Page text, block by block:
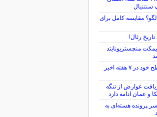
مقایسه کامل برای
رئال!
منچستریونایتد
قیمت طلا به بالاترین سطح خود در ۷ هفته اخیر
عوارض از تنگه
و عمان ادامه دارد
سر پرونده هسته‌ای به